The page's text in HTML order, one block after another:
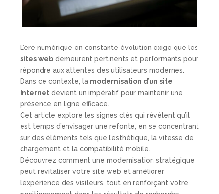
L’ère numérique en constante évolution exige que les
sites webdemeurent pertinents et performants pour
répondre aux attentes des utilisateurs modernes.
Dans ce contexte, la modernisation d’un site
Internetdevient un impératif pour maintenir une
présence en ligne efficace.
Cet article explore les signes clés qui révèlent qu’il
est temps d’envisager une refonte, en se concentrant
sur des éléments tels que l’esthétique, la vitesse de
chargement et la compatibilité mobile.
Découvrez comment une modernisation stratégique
peut revitaliser votre site web et améliorer
l’expérience des visiteurs, tout en renforçant votre